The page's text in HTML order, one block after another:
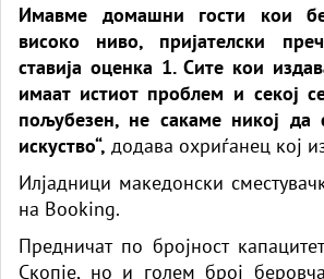
Имавме домашни гости кои
високо ниво, пријателски
ставија оценка 1. Сите кои
имаат истиот проблем и секој
пољубезен, не сакаме никој
искуство“, додава охриѓанец кој
Илјадници македонски
на Booking.
Предничат по бројност
Скопје, но и голем број